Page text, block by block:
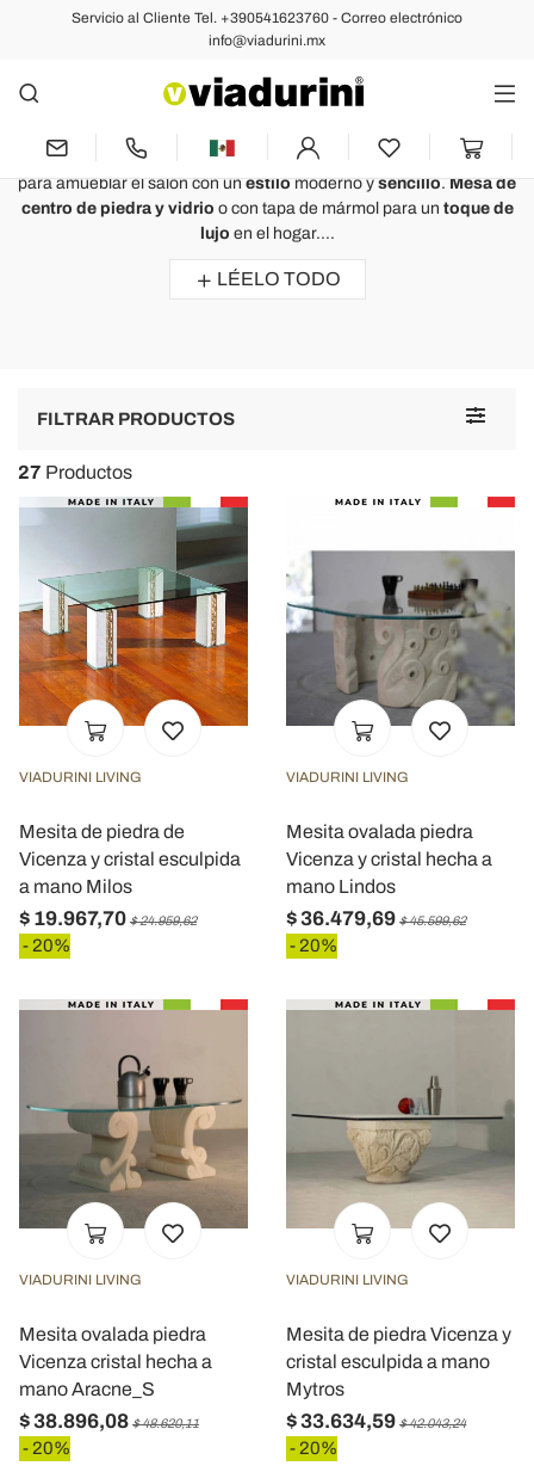
Servicio al Cliente Tel. +390541623760 - Correo electrónico
info@viadurini.mx
Mesas de centro de piedra, para su
sala de estar
Mesas centro piedra realizadas por hábiles
artesanos italianos
para amueblar el salón con unestilomoderno ysencillo.Mesa de
centro de piedra y vidrio o con tapa de mármol para un toque de
lujo en el hogar....
LÉELO TODO
Toggle
FILTRAR PRODUCTOS
27 Productos
VIADURINI LIVING
Mesita de piedra de
Vicenza y cristal esculpida
a mano Milos
$ 19.967,70 $ 24.959,62
- 20%
VIADURINI LIVING
Mesita ovalada piedra
Vicenza y cristal hecha a
mano Lindos
$ 36.479,69 $ 45.599,62
- 20%
VIADURINI LIVING
Mesita ovalada piedra
Vicenza cristal hecha a
mano Aracne_S
$ 38.896,08 $ 48.620,11
- 20%
VIADURINI LIVING
Mesita de piedra Vicenza y
cristal esculpida a mano
Mytros
$ 33.634,59 $ 42.043,24
- 20%